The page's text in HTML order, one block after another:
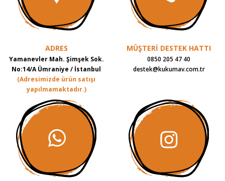
ADRES
Yamanevler Mah. Şimşek Sok.
No:14/A Ümraniye / İstanbul
(Adresimizde ürün satışı
yapılmamaktadır.)
MÜŞTERİ DESTEK HATTI
0850 205 47 40
destek@kukumav.com.tr